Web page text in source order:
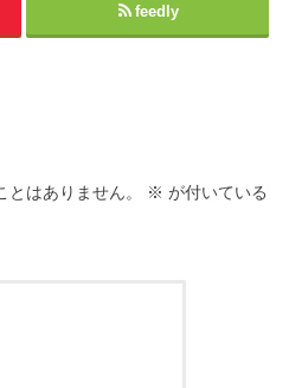
feedly
はありません。 ※ が付いている